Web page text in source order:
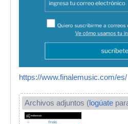
https://www.finalemusic.com/es/
Archivos adjuntos (logúate